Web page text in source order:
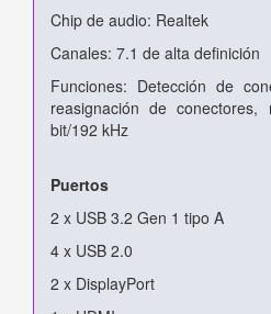
Chip de audio: Realtek
Canales: 7.1 de alta definición
Funciones: Detección de
reasignación de conectores,
bit/192 kHz
Puertos
2 x USB 3.2 Gen 1 tipo A
4 x USB 2.0
2 x DisplayPort